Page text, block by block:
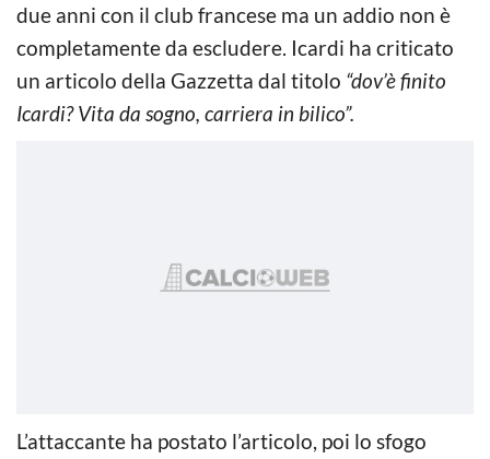
due anni con il club francese ma un addio non è
completamente da escludere. Icardi ha criticato
un articolo della Gazzetta dal titolo “dov’è finito
Icardi? Vita da sogno, carriera in bilico”.
L’attaccante ha postato l’articolo, poi lo sfogo